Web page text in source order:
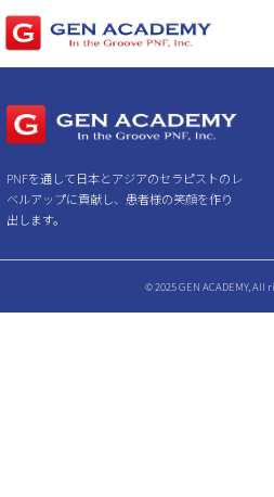
PNFを通して日本とアジアのセラピストのレ
ベルアップに貢献し、患者様の笑顔を作り
出します。
© 2025 GEN ACADEMY, All